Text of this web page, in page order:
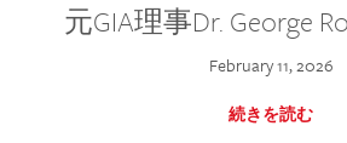
元GIA理事Dr. George
February 11, 2026
続きを読む